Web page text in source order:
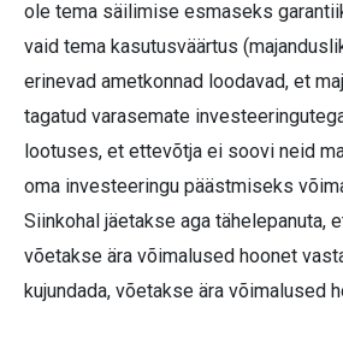
ole tema säilimise esmaseks
vaid tema kasutusväärtus
erinevad ametkonnad loodavad, et
tagatud varasemate
lootuses, et ettevõtja ei soovi neid
oma investeeringu päästmiseks
Siinkohal jäetakse aga tähelepanuta,
võetakse ära võimalused hoonet
kujundada, võetakse ära võimalused